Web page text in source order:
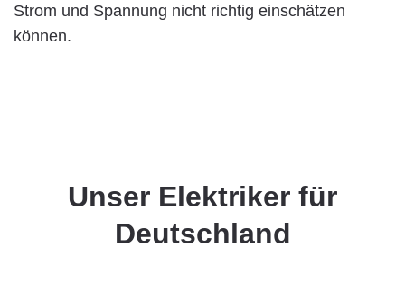
Strom und Spannung nicht richtig einschätzen
können.
Unser Elektriker für
Deutschland